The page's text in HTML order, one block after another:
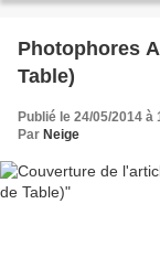
Photophores
Table)
Publié le 24/05/2014 à
Par Neige